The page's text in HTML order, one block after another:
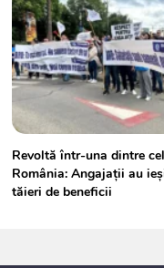
Revoltă într-una dintre
România: Angajații au
tăieri de beneficii